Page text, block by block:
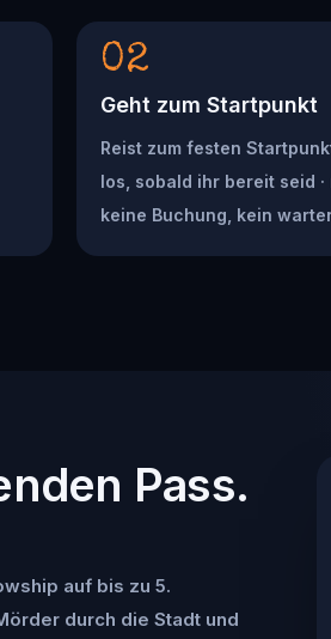
02
Geht zum Startpunkt
Reist zum festen
los, sobald ihr bereit seid ·
keine Buchung, kein
Pass.
auf bis zu 5.
durch die Stadt und